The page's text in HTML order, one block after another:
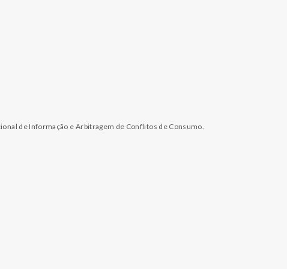
de Informação e Arbitragem de Conflitos de Consumo.